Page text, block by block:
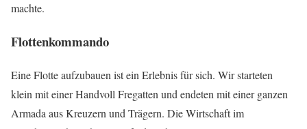
machte.
Flottenkommando
Eine Flotte aufzubauen ist ein Erlebnis für sich. Wir starteten
klein mit einer Handvoll Fregatten und endeten mit einer ganzen
Armada aus Kreuzern und Trägern. Die Wirtschaft im